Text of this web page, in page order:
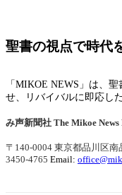
聖書の視点で時代
「MIKOE NEWS」は、
せ、リバイバルに即応し
み声新聞社 The Mikoe News
〒140-0004 東京都品川区南
3450-4765 Email: